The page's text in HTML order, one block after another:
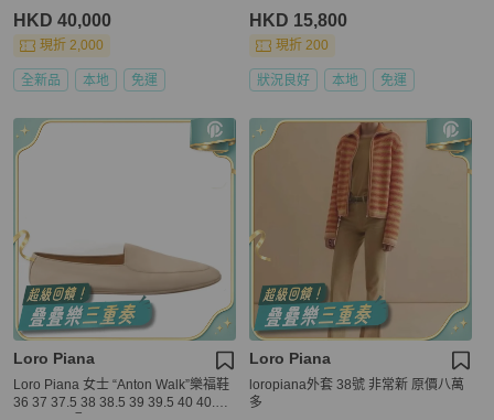
HKD 40,000
現折 2,000
全新品 本地 免運
HKD 15,800
現折 200
狀況良好 本地 免運
Loro Piana
Loro Piana 女士 “Anton Walk”樂福鞋
36 37 37.5 38 38.5 39 39.5 40 40.5 4
Loro Piana
loropiana外套 38號 非常新 原價八萬
多